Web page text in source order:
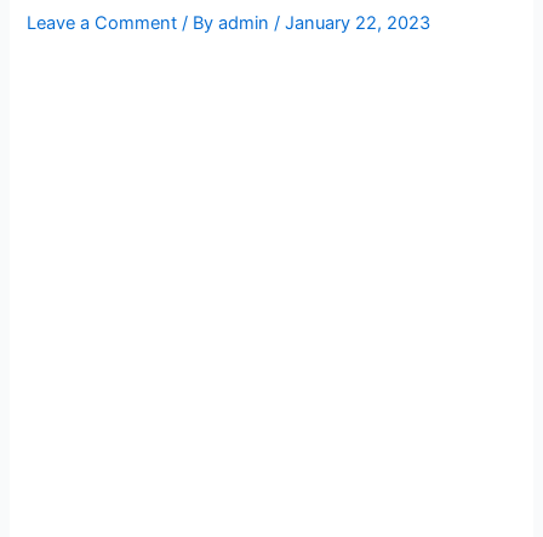
Leave a Comment / Byadmin/January 22, 2023